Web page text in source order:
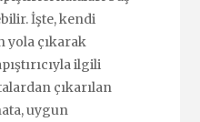
İşte, kendi
yola çıkarak
ilgili
çıkarılan
uygun